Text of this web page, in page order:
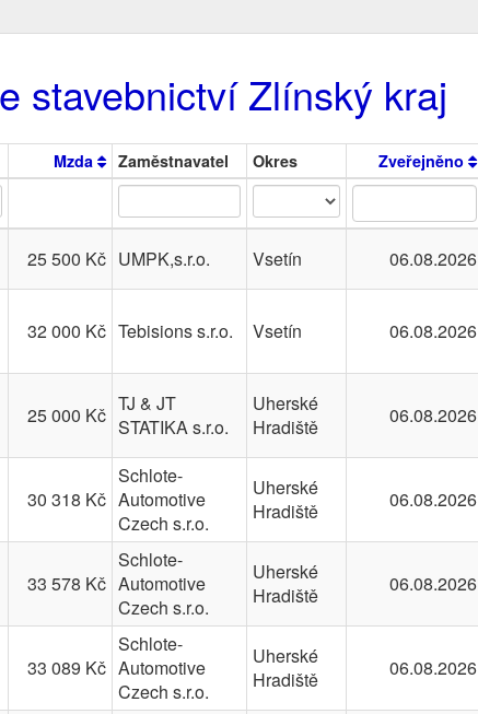
stavebnictví Zlínský kraj
Mzda Zaměstnavatel Okres Zveřejněno
25 500 Kč UMPK,s.r.o. Vsetín 06.08.2026
32 000 Kč Tebisions s.r.o. Vsetín 06.08.2026
25 000 Kč TJ & JT
STATIKA s.r.o.
Uherské
Hradiště
06.08.2026
30 318 Kč
Schlote-
Automotive
Czech s.r.o.
Uherské
Hradiště
06.08.2026
33 578 Kč
Schlote-
Automotive
Czech s.r.o.
Uherské
Hradiště
06.08.2026
33 089 Kč
Schlote-
Automotive
Czech s.r.o.
Uherské
Hradiště
06.08.2026